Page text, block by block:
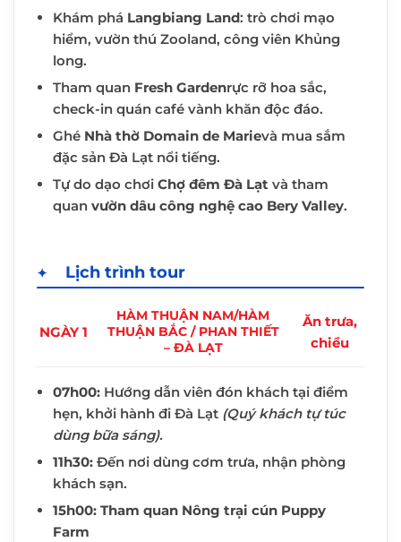
Khám phá Langbiang Land: trò chơi mạo
hiểm, vườn thú Zooland, công viên Khủng
long.
Tham quan Fresh Gardenrực rỡ hoa sắc,
check-in quán café vành khăn độc đáo.
Ghé Nhà thờ Domain de Marievà mua sắm
đặc sản Đà Lạt nổi tiếng.
Tự do dạo chơi Chợ đêm Đà Lạt và tham
quan vườn dâu công nghệ cao Bery Valley.
Lịch trình tour
NGÀY 1
HÀM THUẬN NAM/HÀM
THUẬN BẮC / PHAN THIẾT
– ĐÀ LẠT
Ăn trưa,
chiều
07h00: Hướng dẫn viên đón khách tại điểm
hẹn, khởi hành đi Đà Lạt (Quý khách tự túc
dùng bữa sáng).
11h30: Đến nơi dùng cơm trưa, nhận phòng
khách sạn.
15h00: Tham quan Nông trại cún Puppy
Farm